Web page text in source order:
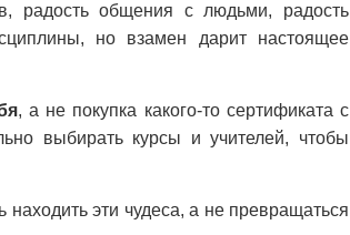
радость общения с людьми, радость
но взамен дарит настоящее
, а не покупка какого-то сертификата с
выбирать курсы и учителей, чтобы
эти чудеса, а не превращаться